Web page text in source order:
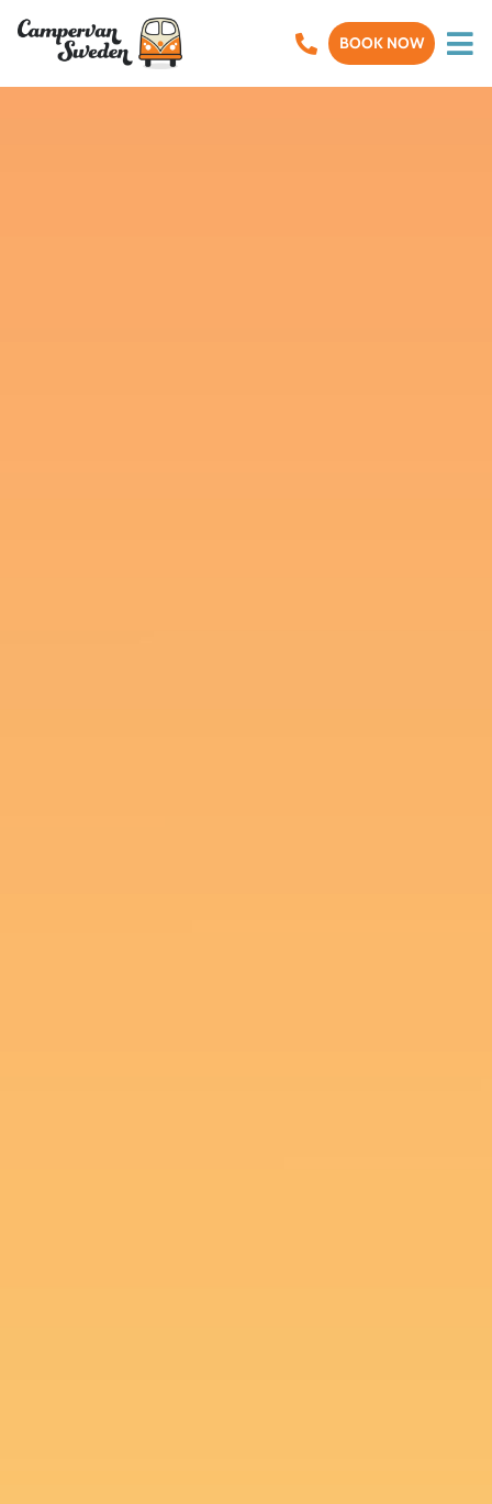
BOOK NOW